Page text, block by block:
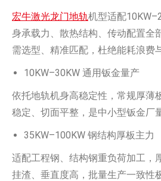
宏牛激光龙门地轨机型适配
身承载力、散热结构、传动配置全
需选型、精准匹配，杜绝能耗浪费
10KW–30KW 通用钣金量产
依托地轨机身高稳定性，常规厚薄
稳定、切面平整，是中小型钣金厂
35KW–100KW 钢结构厚板主力
适配工程钢、结构钢重负荷加工，
挂渣、垂直度高，批量生产一致性